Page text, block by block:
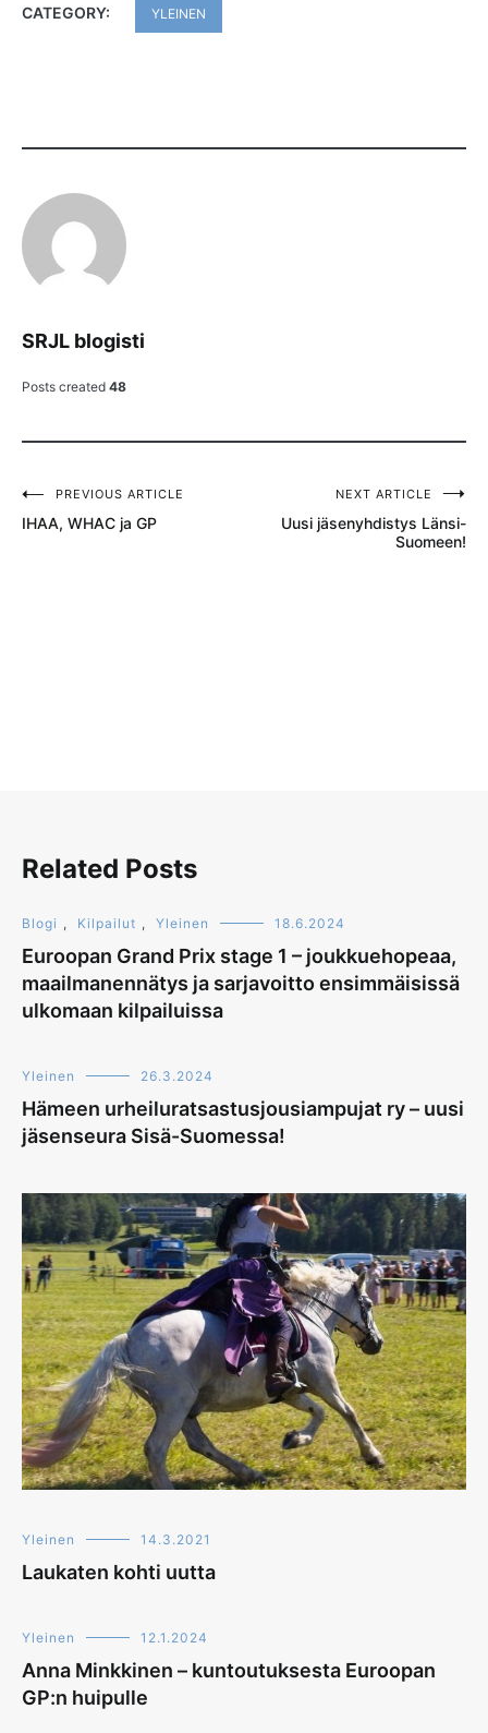
CATEGORY: YLEINEN
SRJL blogisti
Posts created 48
Artikkelien
selaus
PREVIOUS ARTICLE
IHAA, WHAC ja GP
NEXT ARTICLE
Uusi jäsenyhdistys Länsi-
Suomeen!
Related Posts
Blogi , Kilpailut , Yleinen 18.6.2024
Euroopan Grand Prix stage 1 – joukkuehopeaa,
maailmanennätys ja sarjavoitto ensimmäisissä
ulkomaan kilpailuissa
Yleinen 26.3.2024
Hämeen urheiluratsastusjousiampujat ry – uusi
jäsenseura Sisä-Suomessa!
Yleinen 14.3.2021
Laukaten kohti uutta
Yleinen 12.1.2024
Anna Minkkinen – kuntoutuksesta Euroopan
GP:n huipulle